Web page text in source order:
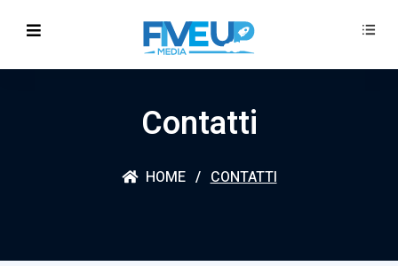
Contatti
HOME CONTATTI